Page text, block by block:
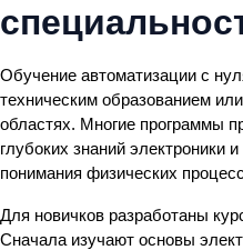
Обучение автоматизации с
техническим образованием
областях. Многие программы
глубоких знаний электроники
понимания физических
Для новичков разработаны
Сначала изучают основы